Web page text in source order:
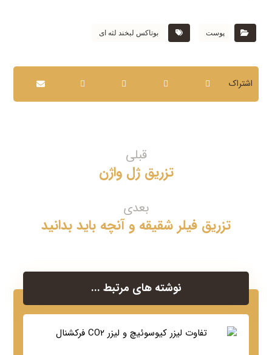
پوست بوتاکس لبخند لثه ای
قبلی
تزریق ژل واژن
بعدی
تزریق فیلر شقیقه و آنچه باید بدانید
نوشته های مرتبط ...